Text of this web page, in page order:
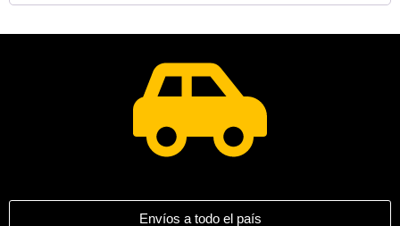
Envíos a todo el país